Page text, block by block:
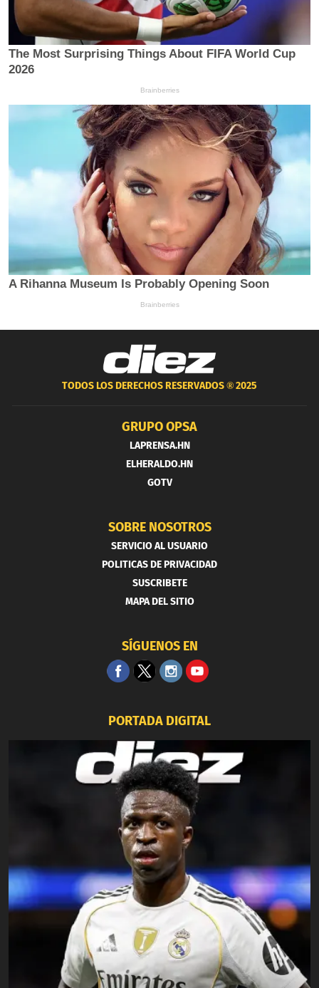
TODOS LOS DERECHOS RESERVADOS ®2025
GRUPO OPSA
LAPRENSA.HN
ELHERALDO.HN
GOTV
SOBRE NOSOTROS
SERVICIO AL USUARIO
POLITICAS DE PRIVACIDAD
SUSCRIBETE
MAPA DEL SITIO
SÍGUENOS EN
PORTADA DIGITAL